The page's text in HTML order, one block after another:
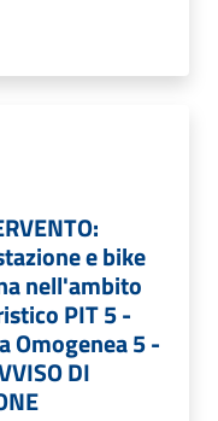
e bike
nell'ambito
PIT 5 -
Omogenea 5 -
DI